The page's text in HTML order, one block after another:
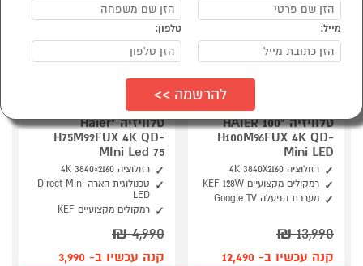
טלוויזיה "100 HAIER
H100M96FUX 4K QD-
Mini LED
רזולוציה 4K 3840X2160
רמקולים מקצועיים KEF-128W
מערכת הפעלה Google TV
13,990
₪
קנה עכשיו ב- 12,490
טלוויזיה "Haier
H75M92FUX 4K QD-
MIni Led 75
רזולוציה 4K ‎3840×2160
טכנולוגית הארה Direct Mini
LED
רמקולים מקצועיים KEF
4,990
₪
קנה עכשיו ב- 3,990
מייל: טלפון: